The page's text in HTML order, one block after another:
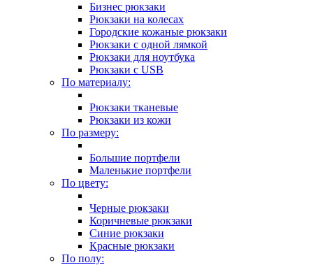
Бизнес рюкзаки
Рюкзаки на колесах
Городские кожаные рюкзаки
Рюкзаки с одной лямкой
Рюкзаки для ноутбука
Рюкзаки с USB
По материалу:
Рюкзаки тканевые
Рюкзаки из кожи
По размеру:
Большие портфели
Маленькие портфели
По цвету:
Черные рюкзаки
Коричневые рюкзаки
Синие рюкзаки
Красные рюкзаки
По полу: